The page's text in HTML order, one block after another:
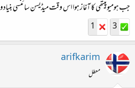
جب ہومیوپیتھی کا آغاز ہوا اس وقت میڈیسن سائنسی
3
1
arifkarim
معطل